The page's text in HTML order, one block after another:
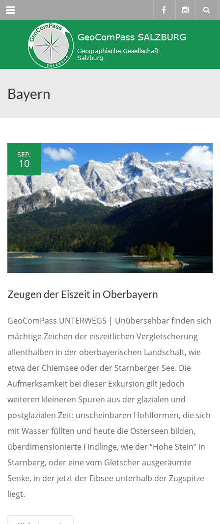
Menü
Bayern
SEP.
10
Zeugen der Eiszeit in Oberbayern
GeoComPass UNTERWEGS | Unübersehbar finden sich
mächtige Zeichen der eiszeitlichen Vergletscherung
allenthalben in der oberbayerischen Landschaft, wie
etwa der Chiemsee oder der Starnberger See. Die
Aufmerksamkeit bei dieser Exkursion gilt jedoch
weiteren kleineren Spuren aus der glazialen und
postglazialen Zeit: unscheinbaren Hohlformen, die sich
mit Wasser füllten und heute die Osterseen bilden,
überdimensionierte Findlinge, wie der “Hohe Stein” in
Starnberg, oder eine vom Gletscher ausgeräumte
Senke, in der jetzt der Eibsee unterhalb der Zugspitze
liegt.